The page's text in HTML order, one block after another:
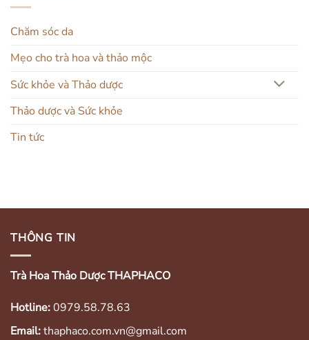
Chăm sóc da
Mẹo cho trà hoa và thảo mộc
Sức khỏe và Thảo dược
Thảo dược và Sức khỏe
Tin tức
THÔNG TIN
Trà Hoa Thảo Dược THAPHACO
Hotline:0979.58.78.63
Email:thaphaco.com.vn@gmail.com